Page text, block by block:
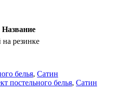
Название
резинке
белья, Сатин
постельного белья, Сатин